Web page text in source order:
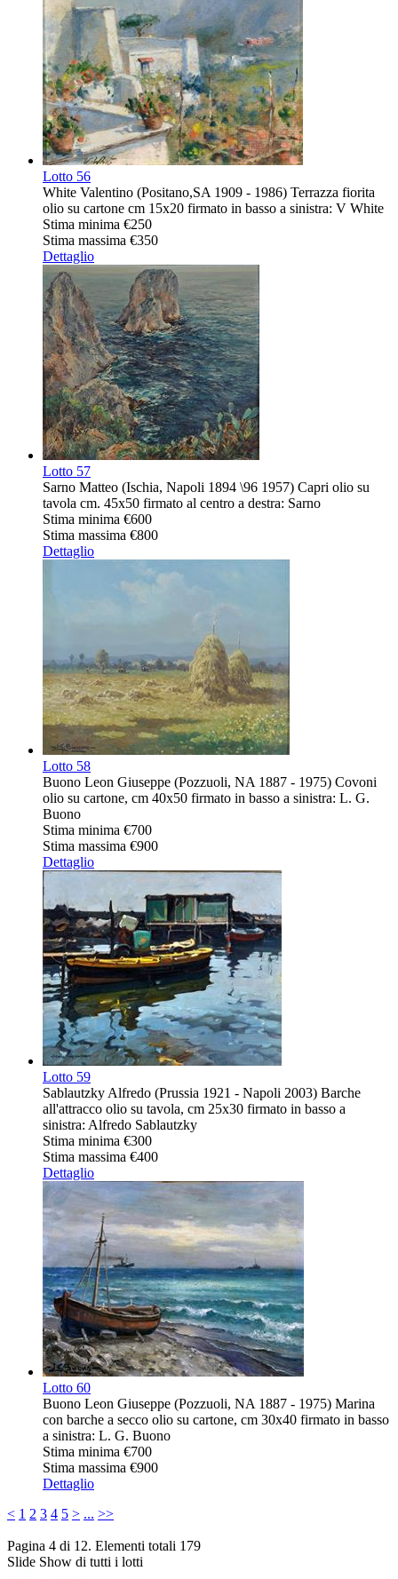
Lotto 56
White Valentino (Positano,SA 1909 - 1986) Terrazza fiorita
olio su cartone cm 15x20 firmato in basso a sinistra: V White
Stima minima €250
Stima massima €350
Dettaglio
Lotto 57
Sarno Matteo (Ischia, Napoli 1894 \96 1957) Capri olio su
tavola cm. 45x50 firmato al centro a destra: Sarno
Stima minima €600
Stima massima €800
Dettaglio
Lotto 58
Buono Leon Giuseppe (Pozzuoli, NA 1887 - 1975) Covoni
olio su cartone, cm 40x50 firmato in basso a sinistra: L. G.
Buono
Stima minima €700
Stima massima €900
Dettaglio
Lotto 59
Sablautzky Alfredo (Prussia 1921 - Napoli 2003) Barche
all'attracco olio su tavola, cm 25x30 firmato in basso a
sinistra: Alfredo Sablautzky
Stima minima €300
Stima massima €400
Dettaglio
Lotto 60
Buono Leon Giuseppe (Pozzuoli, NA 1887 - 1975) Marina
con barche a secco olio su cartone, cm 30x40 firmato in basso
a sinistra: L. G. Buono
Stima minima €700
Stima massima €900
Dettaglio
< 1 2 3 4 5 > ... >>
Pagina 4 di 12. Elementi totali 179
Slide Show di tutti i lotti